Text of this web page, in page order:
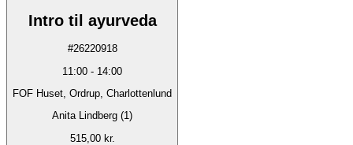
Intro til ayurveda
#26220918
11:00 - 14:00
FOF Huset, Ordrup, Charlottenlund
Anita Lindberg (1)
515,00 kr.